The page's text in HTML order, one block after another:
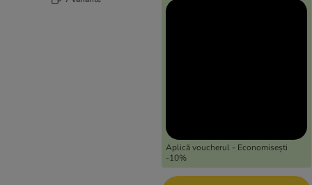
Aplică voucherul - Economisești
-10%